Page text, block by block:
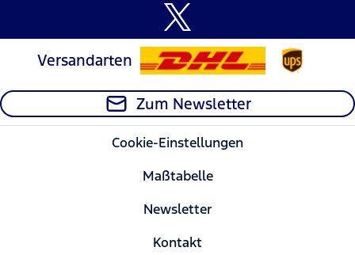
Versandarten
Zum Newsletter
Cookie-Einstellungen
Maßtabelle
Newsletter
Kontakt